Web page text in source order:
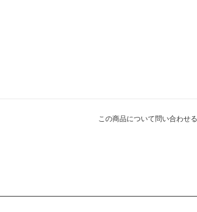
この商品について問い合わせる